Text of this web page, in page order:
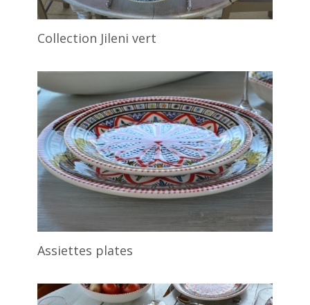
Collection Jileni vert
Assiettes plates